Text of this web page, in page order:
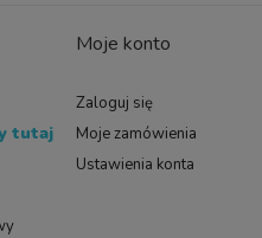
tutaj
Moje konto
Zaloguj się
Moje zamówienia
Ustawienia konta